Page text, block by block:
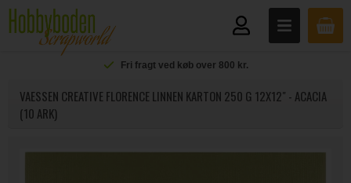
Fri fragt ved køb over 800 kr.
VAESSEN CREATIVE FLORENCE LINNEN KARTON 250 G 12X12" - ACACIA
(10 ARK)